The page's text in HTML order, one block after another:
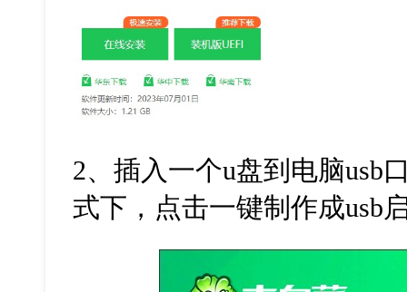
2、插入一个u盘到电脑usb
式下，点击一键制作成usb